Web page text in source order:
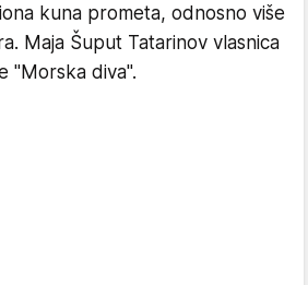
kuna prometa, odnosno više
Maja Šuput Tatarinov vlasnica
"Morska diva".